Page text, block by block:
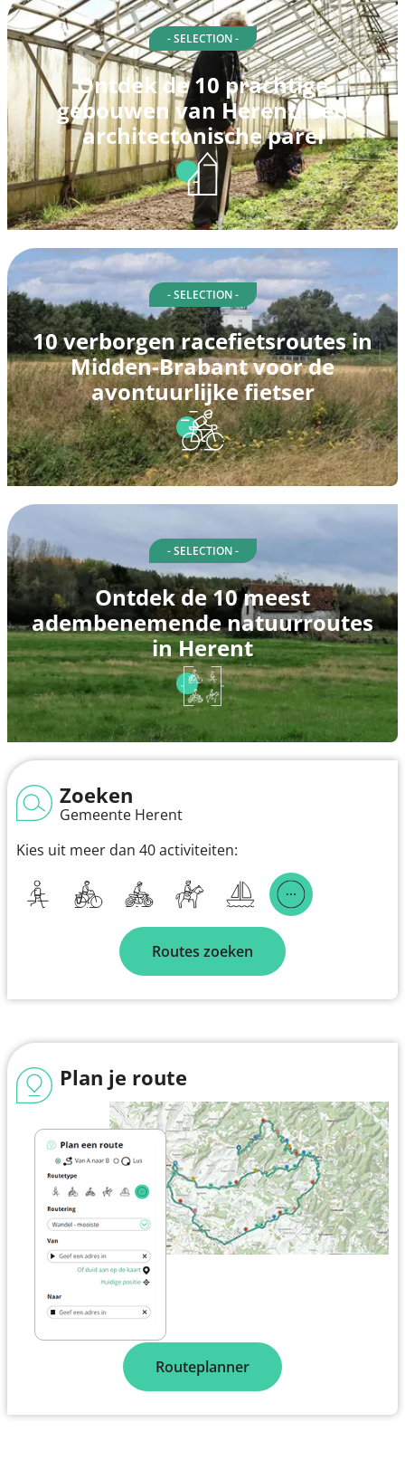
- SELECTION -
Ontdek de 10 prachtige
gebouwen van Herent: een
architectonische parel
- SELECTION -
10 verborgen racefietsroutes in
Midden-Brabant voor de
avontuurlijke fietser
- SELECTION -
Ontdek de 10 meest
adembenemende natuurroutes
in Herent
Zoeken
Gemeente Herent
Kies uit meer dan 40 activiteiten:
Routes zoeken
Plan je route
Routeplanner